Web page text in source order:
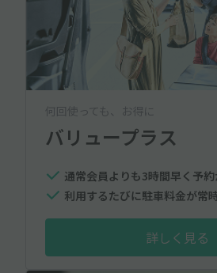
何回使っても、お得に
バリュープラス
通常会員よりも3時間早く予
利用するたびに駐車料金が常
詳しく見る